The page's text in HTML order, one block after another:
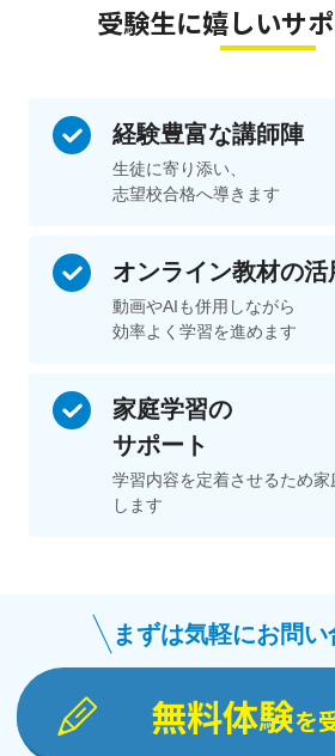
受験生に嬉しいサ
経験豊富な講師陣
生徒に寄り添い、
志望校合格へ導きます
オンライン教材の活
動画やAIも併用しながら
効率よく学習を進めます
家庭学習の
サポート
学習内容を定着させるため家
します
まずは気軽にお問い
無料体験を